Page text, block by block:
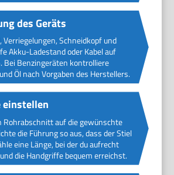
des Geräts
Verriegelungen, Schneidkopf und
Akku-Ladestand oder Kabel auf
Bei Benzingeräten kontrolliere
Öl nach Vorgaben des Herstellers.
einstellen
Rohrabschnitt auf die gewünschte
die Führung so aus, dass der Stiel
eine Länge, bei der du aufrecht
die Handgriffe bequem erreichst.